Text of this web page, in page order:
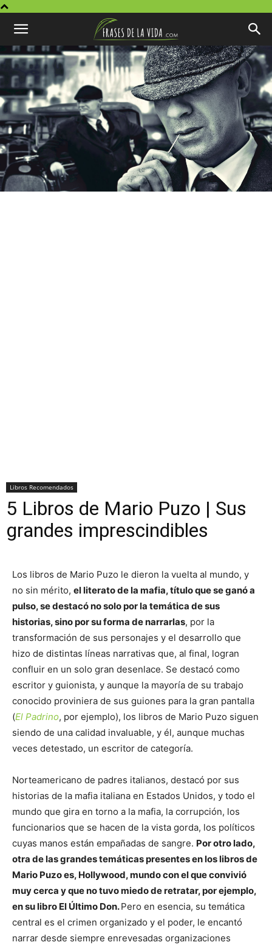
Libros Recomendados
5 Libros de Mario Puzo | Sus
grandes imprescindibles
Los libros de Mario Puzo le dieron la vuelta al mundo, y
no sin mérito, el literato de la mafia, título que se ganó a
pulso, se destacó no solo por la temática de sus
historias, sino por su forma de narrarlas, por la
transformación de sus personajes y el desarrollo que
hizo de distintas líneas narrativas que, al final, logran
confluir en un solo gran desenlace. Se destacó como
escritor y guionista, y aunque la mayoría de su trabajo
conocido proviniera de sus guiones para la gran pantalla
(El Padrino, por ejemplo), los libros de Mario Puzo siguen
siendo de una calidad invaluable, y él, aunque muchas
veces detestado, un escritor de categoría.
Norteamericano de padres italianos, destacó por sus
historias de la mafia italiana en Estados Unidos, y todo el
mundo que gira en torno a la mafia, la corrupción, los
funcionarios que se hacen de la vista gorda, los políticos
cuyas manos están empañadas de sangre. Por otro lado,
otra de las grandes temáticas presentes en los libros de
Mario Puzo es, Hollywood, mundo con el que convivió
muy cerca y que no tuvo miedo de retratar, por ejemplo,
en su libro El Último Don.Pero en esencia, su temática
central es el crimen organizado y el poder, le encantó
narrar desde siempre enrevesadas organizaciones